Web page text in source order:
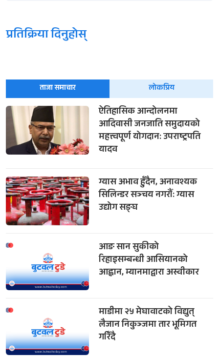
प्रतिक्रिया दिनुहोस्
ताजा समाचार लोकप्रिय
ऐतिहासिक आन्दोलनमा
आदिवासी जनजाति समुदायको
महत्त्वपूर्ण योगदान: उपराष्ट्रपति
यादव
ग्यास अभाव हुँदैन, अनावश्यक
सिलिन्डर सञ्चय नगरौँ: ग्यास
उद्योग सङ्घ
आङ सान सुकीको
रिहाइसम्बन्धी आसियानको
आह्वान, म्यानमाद्वारा अस्वीकार
माडीमा २५ मेघावाटको विद्युत्
लैजान निकुञ्जमा तार भूमिगत
गरिँदै